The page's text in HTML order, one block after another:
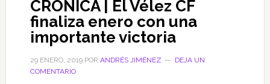
CRÓNICA | El Vélez CF
finaliza enero con una
importante victoria
29 ENERO, 2019POR ANDRÉS JIMÉNEZ
DEJA UN
COMENTARIO